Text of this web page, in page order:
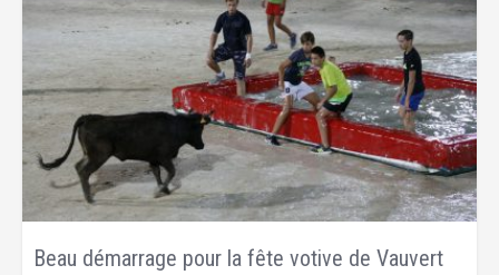
Beau démarrage pour la fête votive de Vauvert